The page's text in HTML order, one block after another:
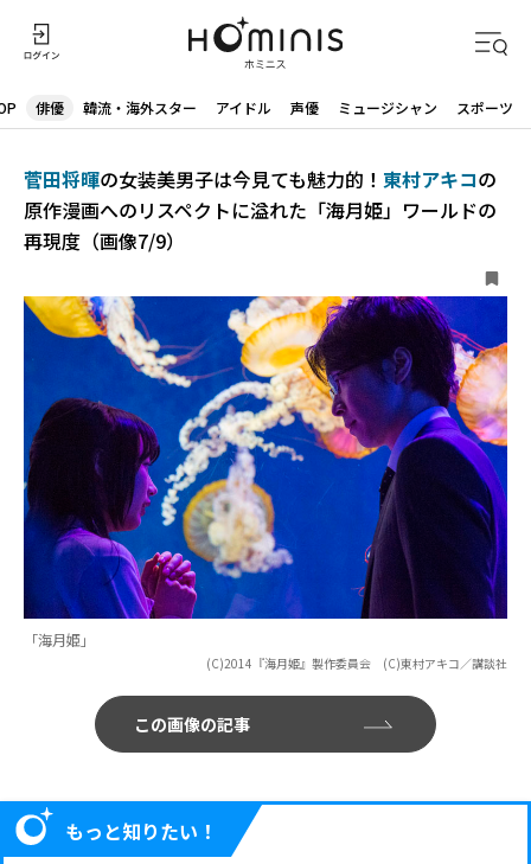
俳優 韓流・海外スター アイドル 声優 ミュージシャン スポーツ
菅田将暉の女装美男子は今見ても魅力的！ 東村アキコの
原作漫画へのリスペクトに溢れた「海月姫」ワールドの
再現度（画像7/9）
「海月姫」
(C)2014『海月姫』製作委員会 (C)東村アキコ／講談社
この画像の記事
もっと知りたい！